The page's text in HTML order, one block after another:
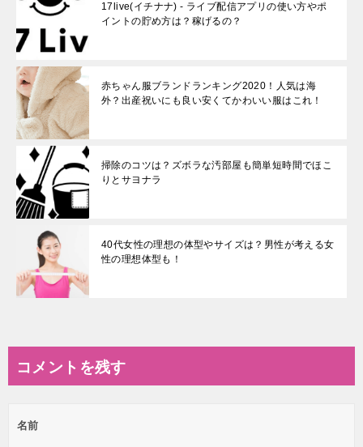
17live(イチナナ) - ライブ配信アプリの使い方やポ
イントの貯め方は？稼げるの？
赤ちゃん服ブランドランキング2020！人気は海
外？出産祝いにも良い安くてかわいい服はこれ！
掃除のコツは？ズボラな汚部屋も簡単短時間でほこ
りとサヨナラ
40代女性の理想の体型やサイズは？男性が考える女
性の理想体型も！
コメントを残す
名前